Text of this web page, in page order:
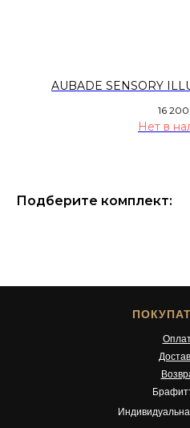
AUBADE SENSORY
16 200
Нет в
Подберите комплект: